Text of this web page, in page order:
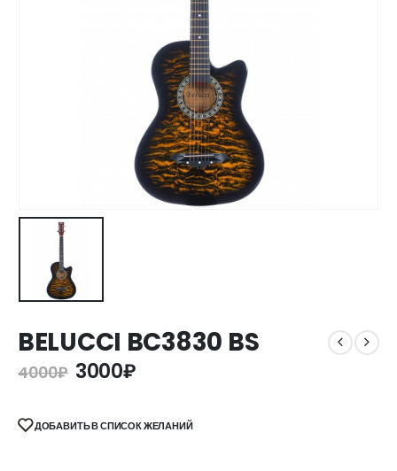
BELUCCI BC3830 BS
4000₽ 3000₽
ДОБАВИТЬ В СПИСОК ЖЕЛАНИЙ